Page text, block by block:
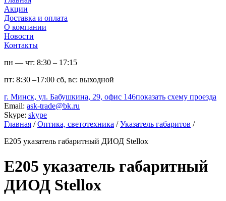
Акции
Доставка и оплата
О компании
Новости
Контакты
пн — чт: 8:30 – 17:15
пт: 8:30 –17:00 сб, вс: выходной
г. Минск, ул. Бабушкина, 29, офис 146показать схему проезда
Email: ask-trade@bk.ru
Skype: skype
Главная / Оптика, светотехника / Указатель габаритов /
Е205 указатель габаритный ДИОД Stellox
Е205 указатель габаритный
ДИОД Stellox